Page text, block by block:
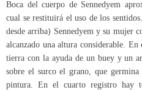
Boca del cuerpo de Sennedyem
cual se restituirá el uso de los
desde arriba) Sennedyem y su mujer
alcanzado una altura considerable.
tierra con la ayuda de un buey y un
sobre el surco el grano, que
pintura. En el cuarto registro hay